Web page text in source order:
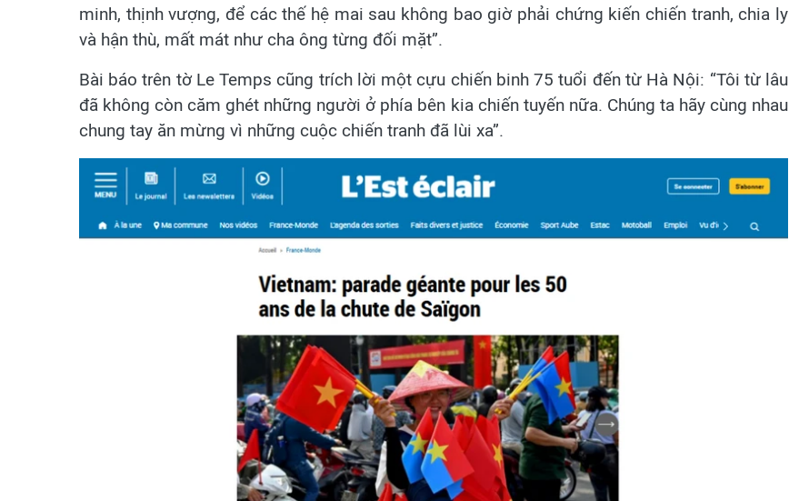
minh, thịnh vượng, để các thế hệ mai sau không bao giờ phải chứng kiến chiến tranh, chia ly
và hận thù, mất mát như cha ông từng đối mặt”.
Bài báo trên tờ Le Temps cũng trích lời một cựu chiến binh 75 tuổi đến từ Hà Nội: “Tôi từ lâu
đã không còn căm ghét những người ở phía bên kia chiến tuyến nữa. Chúng ta hãy cùng nhau
chung tay ăn mừng vì những cuộc chiến tranh đã lùi xa”.